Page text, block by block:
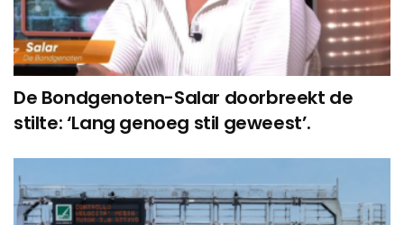
De Bondgenoten-Salar doorbreekt de
stilte: ‘Lang genoeg stil geweest’.